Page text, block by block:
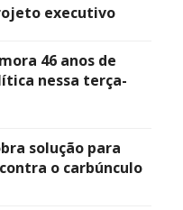
executivo
46 anos de
nessa terça-
solução para
o carbúnculo